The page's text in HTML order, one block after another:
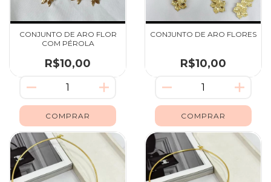
CONJUNTO DE ARO FLOR
COM PÉROLA
R$10,00
CONJUNTO DE ARO FLORES
R$10,00